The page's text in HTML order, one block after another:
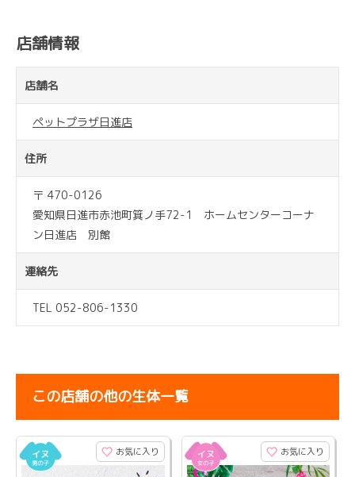
店舗情報
店舗名
ペットプラザ日進店
住所
〒 470-0126
愛知県日進市赤池町箕ノ手72-1 ホームセンターコーナ
ン日進店 別館
連絡先
TEL 052-806-1330
この店舗の他の生体一覧
お気に入り お気に入り